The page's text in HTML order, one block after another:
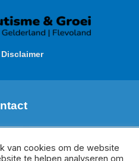
Gelderland
van cookies om de website
te helpen analyseren om